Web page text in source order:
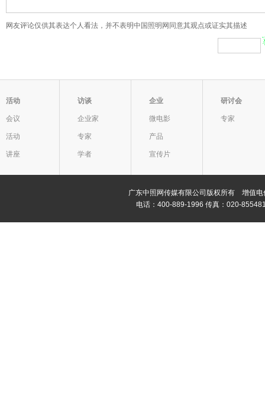
网友评论仅供其表达个人看法，并不表明中国照明网同意其观点或证实其描述
活动
会议
活动
讲座
访谈
企业家
专家
学者
企业
微电影
产品
宣传片
研讨会
专家
广东中照网传媒有限公司版权所有 增值
电话：400-889-1996 传真：020-